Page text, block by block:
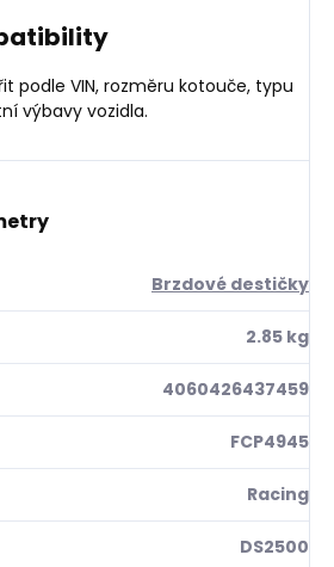
podle VIN, rozměru kotouče, typu
výbavy vozidla.
Brzdové destičky
2.85 kg
4060426437459
FCP4945
Racing
DS2500